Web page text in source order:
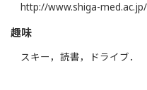
http://www.shiga-
趣味
スキー，読書，ドライブ．